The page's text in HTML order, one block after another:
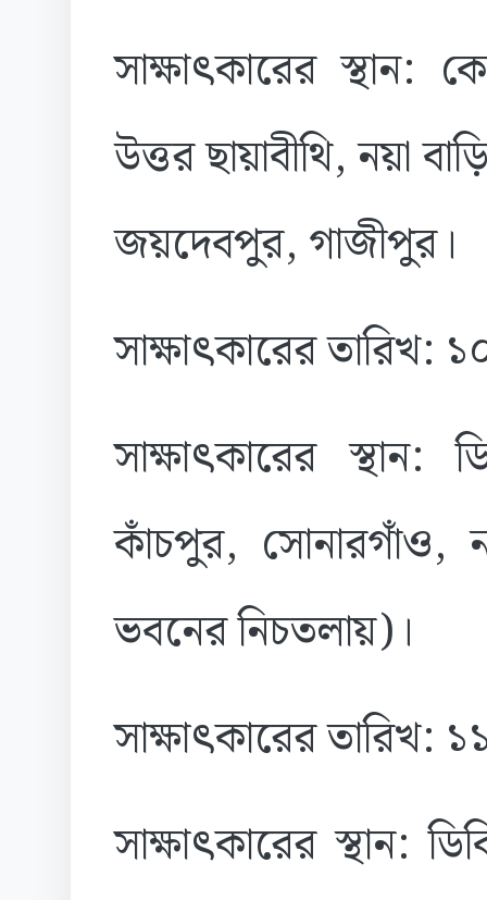
সাক্ষাৎকারের
উত্তর ছায়াবীথি, নয়া
জয়দেবপুর, গাজীপুর।
সাক্ষাৎকারের তারিখ:
সাক্ষাৎকারের
কাঁচপুর, সোনারগাঁও,
ভবনের নিচতলায়)।
সাক্ষাৎকারের
সাক্ষাৎকারের স্থান: